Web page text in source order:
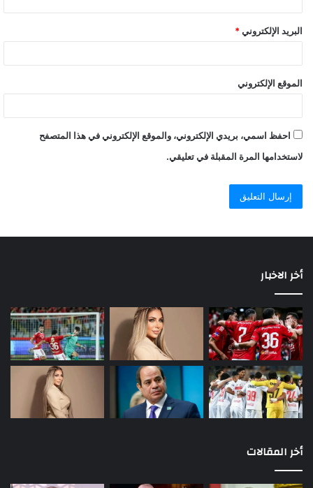
البريد الإلكتروني *
الموقع الإلكتروني
احفظ اسمي، بريدي الإلكتروني، والموقع الإلكتروني في هذا المتصفح
لاستخدامها المرة المقبلة في تعليقي.
أخر الاخبار
أخر المقالات